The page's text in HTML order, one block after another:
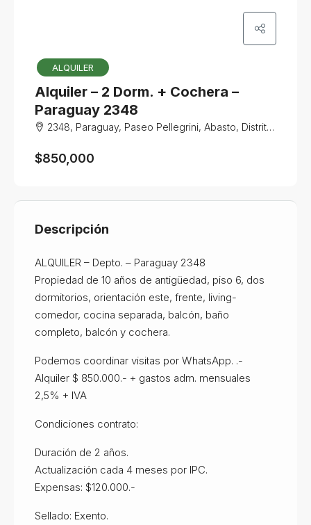
ALQUILER
Alquiler – 2 Dorm. + Cochera –
Paraguay 2348
2348, Paraguay, Paseo Pellegrini, Abasto, Distrito Centro, Rosario, Municipio de Rosario, Gran Rosario, Departamento Rosario, Santa Fe, 2000, Argentina
$850,000
Descripción
ALQUILER – Depto. – Paraguay 2348
Propiedad de 10 años de antigüedad, piso 6, dos
dormitorios, orientación este, frente, living-
comedor, cocina separada, balcón, baño
completo, balcón y cochera.
Podemos coordinar visitas por WhatsApp. .-
Alquiler $ 850.000.- + gastos adm. mensuales
2,5% + IVA
Condiciones contrato:
Duración de 2 años.
Actualización cada 4 meses por IPC.
Expensas: $120.000.-
Sellado: Exento.